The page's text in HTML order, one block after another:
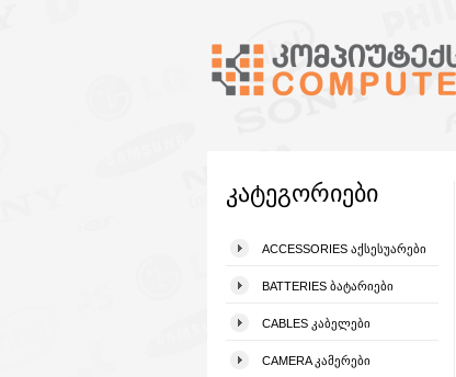
კატეგორიები
ACCESSORIES ᲐᲥᲡᲔᲡᲣᲐᲠᲔᲑᲘ
BATTERIES ᲑᲐᲢᲐᲠᲘᲔᲑᲘ
CABLES ᲙᲐᲑᲔᲚᲔᲑᲘ
CAMERA ᲙᲐᲛᲔᲠᲔᲑᲘ